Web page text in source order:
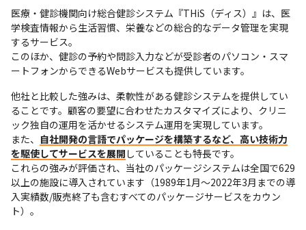
医療・健診機関向け総合健診システム『THiS（ディス）』は、医
学検査情報から生活習慣、栄養などの総合的なデータ管理を実現
するサービス。
このほか、健診の予約や問診入力などが受診者のパソコン・スマ
ートフォンからできるWebサービスも提供しています。
他社と比較した強みは、柔軟性がある健診システムを提供してい
ることです。顧客の要望に合わせたカスタマイズにより、クリニ
ック独自の運用を活かせるシステム運用を実現しています。
また、 自社開発の言語でパッケージを構築するなど、高い技術力
を駆使してサービスを展開 していることも特長です。
これらの強みが評価され、当社のパッケージシステムは全国で629
以上の施設に導入されています（1989年1月～2022年3月までの導
入実績数/販売終了も含むすべてのパッケージサービスをカウン
ト）。